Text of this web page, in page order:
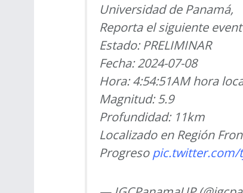
Universidad de Panamá,
Reporta el siguiente
Estado: PRELIMINAR
Fecha: 2024-07-08
Hora: 4:54:51AM hora
Magnitud: 5.9
Profundidad: 11km
Localizado en Región
Progresopic.twitter.com/